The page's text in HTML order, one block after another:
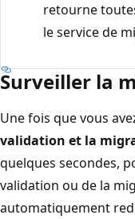
retourne
le service de
Surveiller la
Une fois que vous
validation et la
quelques secondes,
validation ou de la
automatiquement